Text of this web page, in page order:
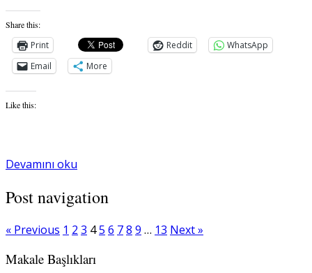
Share this:
Print Reddit
WhatsApp
Email
More
Like this:
Devamını oku
Post navigation
« Previous 1 2 3 45 6 78 9 … 13 Next »
Makale Başlıkları